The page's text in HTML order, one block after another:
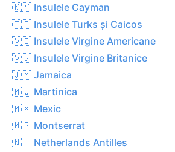
🇰🇾 Insulele Cayman
🇹🇨 Insulele Turks și Caicos
🇻🇮 Insulele Virgine Americane
🇻🇬 Insulele Virgine Britanice
🇯🇲 Jamaica
🇲🇶 Martinica
🇲🇽 Mexic
🇲🇸 Montserrat
🇳🇱 Netherlands Antilles